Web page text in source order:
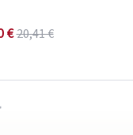
€20,41 €